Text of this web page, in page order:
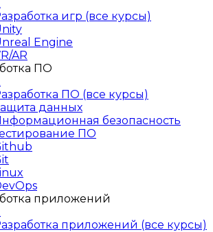
игр (все курсы)
Engine
AR
ПО
ПО (все курсы)
данных
безопасность
ПО
приложений
приложений (все курсы)